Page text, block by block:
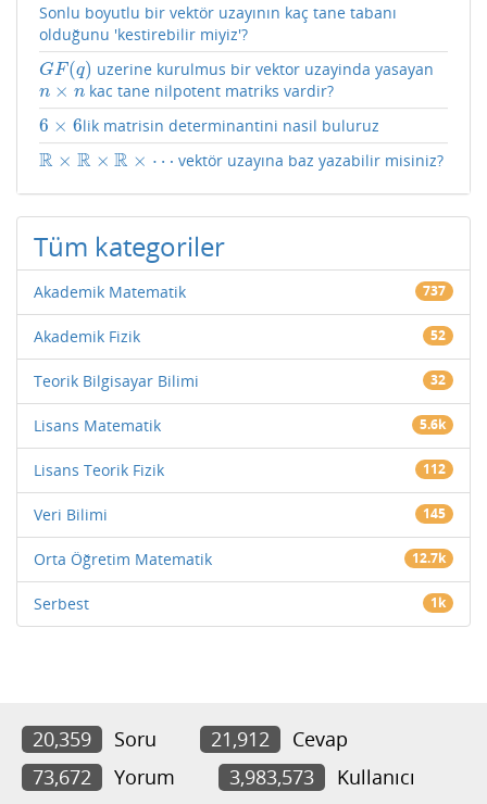
Sonlu boyutlu bir vektör uzayının kaç tane tabanı
olduğunu 'kestirebilir miyiz'?
GF(q)
GF(q) uzerine kurulmus bir vektor uzayinda yasayan
n × n
n×n kac tane nilpotent matriks vardir?
6 × 6
6 ×6 lik matrisin determinantini nasil buluruz
R × R × R × ⋯
R× R× R× ⋯ vektör uzayına baz yazabilir misiniz?
Tüm kategoriler
Akademik Matematik 737
Akademik Fizik 52
Teorik Bilgisayar Bilimi 32
Lisans Matematik 5.6k
Lisans Teorik Fizik 112
Veri Bilimi 145
Orta Öğretim Matematik 12.7k
Serbest 1k
20,359 Soru 21,912
Cevap
73,672
Yorum 3,983,573 Kullanıcı